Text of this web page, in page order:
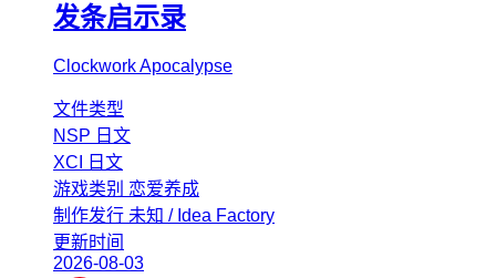
发条启示录
Clockwork Apocalypse
文件类型
NSP 日文
XCI
日文
游戏类别 恋爱养成
制作发行 未知 / Idea Factory
更新时间
2026-08-03